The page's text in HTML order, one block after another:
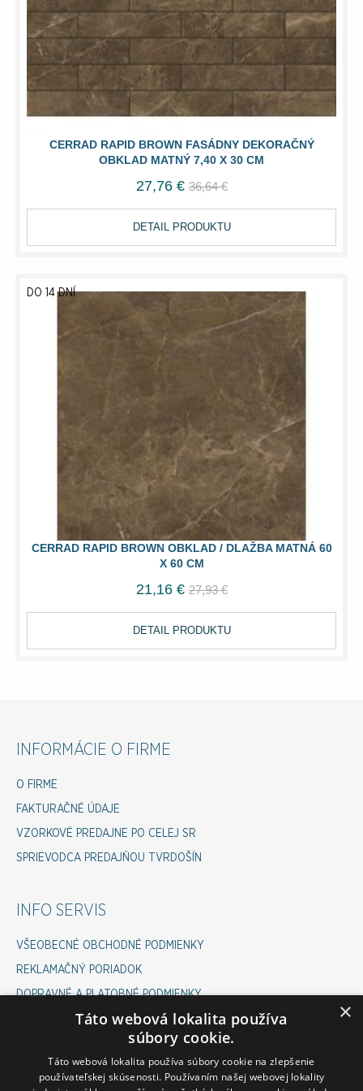
CERRAD RAPID BROWN FASÁDNY DEKORAČNÝ
OBKLAD MATNÝ 7,40 X 30 CM
27,76 € 36,64 €
DETAIL PRODUKTU
CERRAD RAPID BROWN OBKLAD / DLAŽBA MATNÁ 60
X 60 CM
DO 14 DNÍ
21,16 € 27,93 €
DETAIL PRODUKTU
INFORMÁCIE O FIRME
O FIRME
FAKTURAČNÉ ÚDAJE
VZORKOVÉ PREDAJNE PO CELEJ SR
SPRIEVODCA PREDAJŇOU TVRDOŠÍN
INFO SERVIS
VŠEOBECNÉ OBCHODNÉ PODMIENKY
REKLAMAČNÝ PORIADOK
DOPRAVNÉ A PLATOBNÉ PODMIENKY
COOKIES POLICY
ODSTÚPENIE OD ZMLUVY
×
Táto webová lokalita používa
súbory cookie.
Táto webová lokalita používa súbory cookie na zlepšenie
používateľskej skúsenosti. Používaním našej webovej lokality